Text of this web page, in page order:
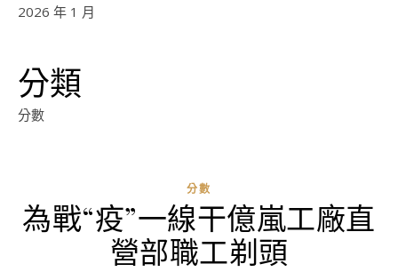
2026 年 1 月
分類
分數
分數
為戰“疫”一線干億嵐工廠直
營部職工剃頭